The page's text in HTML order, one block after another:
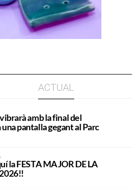
ACTUAL
amb la final del
pantalla gegant al Parc
la FESTA MAJOR DE LA